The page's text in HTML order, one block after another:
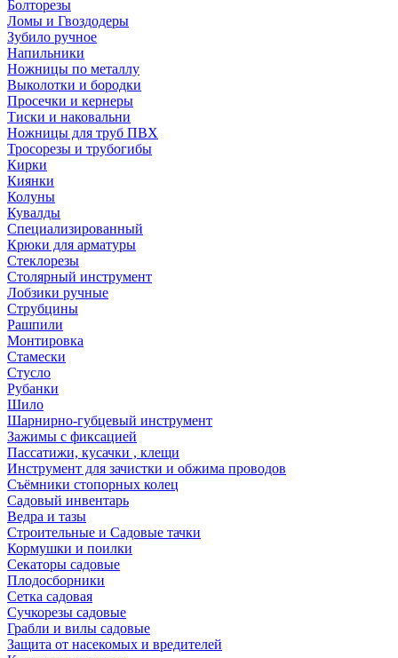
Болторезы
Ломы и Гвоздодеры
Зубило ручное
Напильники
Ножницы по металлу
Выколотки и бородки
Просечки и кернеры
Тиски и наковальни
Ножницы для труб ПВХ
Тросорезы и трубогибы
Кирки
Киянки
Колуны
Кувалды
Специализированный
Крюки для арматуры
Стеклорезы
Столярный инструмент
Лобзики ручные
Струбцины
Рашпили
Монтировка
Стамески
Стусло
Рубанки
Шило
Шарнирно-губцевый инструмент
Зажимы с фиксацией
Пассатижи, кусачки , клещи
Инструмент для зачистки и обжима проводов
Съёмники стопорных колец
Садовый инвентарь
Ведра и тазы
Строительные и Садовые тачки
Кормушки и поилки
Секаторы садовые
Плодосборники
Сетка садовая
Сучкорезы садовые
Грабли и вилы садовые
Защита от насекомых и вредителей